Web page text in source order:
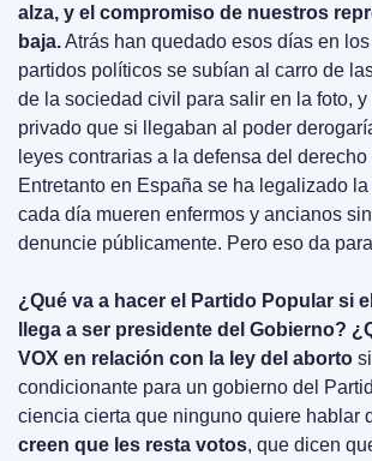
alza, y el compromiso de nuestros
baja. Atrás han quedado esos días en
partidos políticos se subían al carro de
de la sociedad civil para salir en la foto,
privado que si llegaban al poder
leyes contrarias a la defensa del derecho
Entretanto en España se ha legalizado la
cada día mueren enfermos y ancianos
denuncie públicamente. Pero eso da
¿Qué va a hacer el Partido Popular si
llega a ser presidente del Gobierno?
VOX en relación con la ley del aborto
condicionante para un gobierno del
creen que les resta votos, que dicen